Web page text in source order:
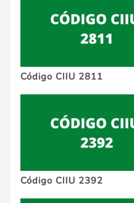
Código CIIU 2811
Código CIIU 2392